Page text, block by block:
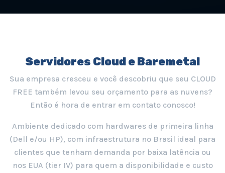
Servidores Cloud e Baremetal
Sua empresa cresceu e você descobriu que seu CLOUD
FREE também levou seu orçamento para as nuvens?
Então é hora de entrar em contato conosco!
Ambiente dedicado com hardwares de primeira linha
(Dell e/ou HP), com infraestrutura no Brasil ideal para
clientes que tenham demanda por baixa latência ou
nos EUA (tier IV) para quem a disponibilidade e custo